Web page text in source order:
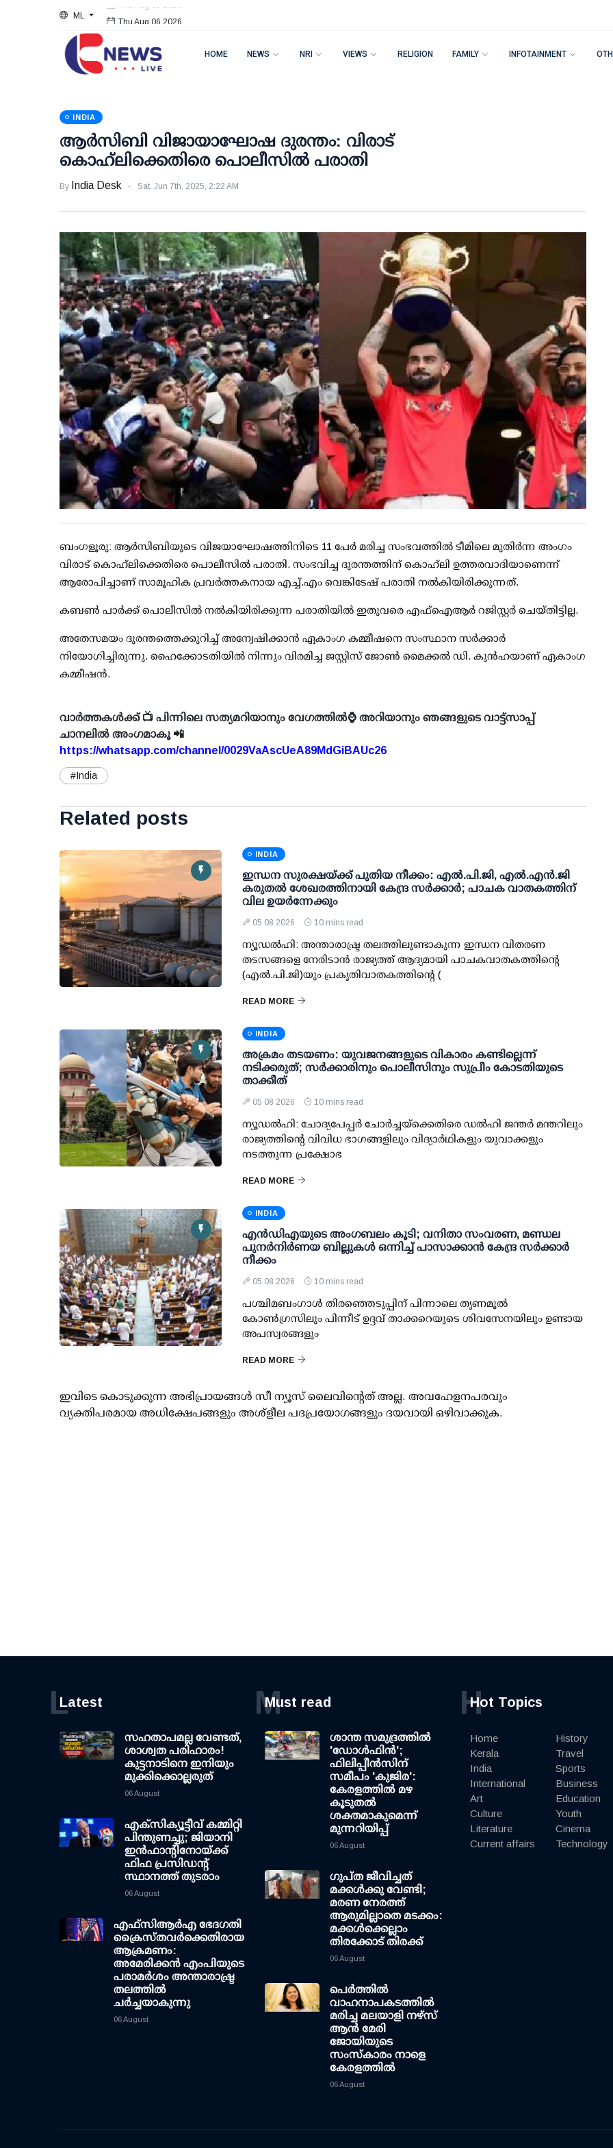
ML Thu Aug 06 2026
HOME NEWS NRI VIEWS RELIGION FAMILY INFOTAINMENT
INDIA
ആര്‍സിബി വിജായാഘോഷ ദുരന്തം: വിരാട്
കൊഹ്‌ലിക്കെതിരെ പൊലീസില്‍ പരാതി
By India Desk Sat, Jun 7th, 2025, 2:22 AM
ബംഗളൂരു: ആര്‍സിബിയുടെ വിജയാഘോഷത്തിനിടെ 11 പേര്‍ മരിച്ച സംഭവത്തില്‍ ടീമിലെ മുതിര്‍ന്ന അംഗം
വിരാട് കൊഹ്‌ലിക്കെതിരെ പൊലീസില്‍ പരാതി. സംഭവിച്ച ദുരന്തത്തിന് കൊഹ്‌ലി ഉത്തരവാദിയാണെന്ന്
ആരോപിച്ചാണ് സാമൂഹിക പ്രവര്‍ത്തകനായ എച്ച്.എം വെങ്കിടേഷ് പരാതി നല്‍കിയിരിക്കുന്നത്.
കബണ്‍ പാര്‍ക്ക് പൊലീസില്‍ നല്‍കിയിരിക്കുന്ന പരാതിയില്‍ ഇതുവരെ എഫ്‌ഐആര്‍ റജിസ്റ്റര്‍ ചെയ്തിട്ടില്ല.
അതേസമയം ദുരന്തത്തെക്കുറിച്ച് അന്വേഷിക്കാന്‍ ഏകാംഗ കമ്മീഷനെ സംസ്ഥാന സര്‍ക്കാര്‍
നിയോഗിച്ചിരുന്നു. ഹൈക്കോടതിയില്‍ നിന്നും വിരമിച്ച ജസ്റ്റിസ് ജോണ്‍ മൈക്കല്‍ ഡി. കുന്‍ഹയാണ് ഏകാംഗ
കമ്മീഷന്‍.
വാർത്തകൾക്ക് 📺 പിന്നിലെ സത്യമറിയാനും വേഗത്തിൽ⌚ അറിയാനും ഞങ്ങളുടെ വാട്ട്സാപ്പ്
ചാനലിൽ അംഗമാകൂ 📲
https://whatsapp.com/channel/0029VaAscUeA89MdGiBAUc26
#India
Related posts
INDIA
ഇന്ധന സുരക്ഷയ്ക്ക് പുതിയ നീക്കം: എല്‍.പി.ജി, എല്‍.എന്‍.ജി
കരുതല്‍ ശേഖരത്തിനായി കേന്ദ്ര സര്‍ക്കാര്‍; പാചക വാതകത്തിന്
വില ഉയര്‍ന്നേക്കും
05 08 2026 10 mins read
ന്യൂഡല്‍ഹി: അന്താരാഷ്ട്ര തലത്തിലുണ്ടാകുന്ന ഇന്ധന വിതരണ
തടസങ്ങളെ നേരിടാന്‍ രാജ്യത്ത് ആദ്യമായി പാചകവാതകത്തിന്റെ
(എല്‍.പി.ജി)യും പ്രകൃതിവാതകത്തിന്റെ (
READ MORE
INDIA
അക്രമം തടയണം: യുവജനങ്ങളുടെ വികാരം കണ്ടില്ലെന്ന്
നടിക്കരുത്; സര്‍ക്കാരിനും പൊലീസിനും സുപ്രീം കോടതിയുടെ
താക്കീത്
05 08 2026 10 mins read
ന്യൂഡല്‍ഹി: ചോദ്യപേപ്പര്‍ ചോര്‍ച്ചയ്ക്കെതിരെ ഡല്‍ഹി ജന്തര്‍ മന്തറിലും
രാജ്യത്തിന്റെ വിവിധ ഭാഗങ്ങളിലും വിദ്യാര്‍ഥികളും യുവാക്കളും
നടത്തുന്ന പ്രക്ഷോഭ
READ MORE
INDIA
എന്‍ഡിഎയുടെ അംഗബലം കൂടി; വനിതാ സംവരണ, മണ്ഡല
പുനര്‍നിര്‍ണയ ബില്ലുകള്‍ ഒന്നിച്ച് പാസാക്കാന്‍ കേന്ദ്ര സര്‍ക്കാര്‍
നീക്കം
05 08 2026 10 mins read
പശ്ചിമബംഗാള്‍ തിരഞ്ഞെടുപ്പിന് പിന്നാലെ തൃണമൂല്‍
കോണ്‍ഗ്രസിലും പിന്നീട് ഉദ്ദവ് താക്കറെയുടെ ശിവസേനയിലും ഉണ്ടായ
അപസ്വരങ്ങളും
READ MORE
ഇവിടെ കൊടുക്കുന്ന അഭിപ്രായങ്ങള്‍ സീ ന്യൂസ് ലൈവിന്റെത് അല്ല. അവഹേളനപരവും
വ്യക്തിപരമായ അധിക്ഷേപങ്ങളും അശ്‌ളീല പദപ്രയോഗങ്ങളും ദയവായി ഒഴിവാക്കുക.
Latest
L
സഹതാപമല്ല വേണ്ടത്,
ശാശ്വത പരിഹാരം!
കുട്ടനാടിനെ ഇനിയും
മുക്കിക്കൊല്ലരുത്
06 August
എക്സിക്യൂട്ടീവ് കമ്മിറ്റി
പിന്തുണച്ചു; ജിയാനി
ഇന്‍ഫാന്റിനോയ്ക്ക്
ഫിഫ പ്രസിഡന്റ്
സ്ഥാനത്ത് തുടരാം
06 August
എഫ്‌സി‌ആര്‍‌എ ഭേദഗതി
ക്രൈസ്തവർക്കെതിരായ
ആക്രമണം:
അമേരിക്കൻ എംപിയുടെ
പരാമർശം അന്താരാഷ്ട്ര
തലത്തിൽ
ചർച്ചയാകുന്നു
06 August
Must read
M
ശാന്ത സമുദ്രത്തില്‍
'ഡോള്‍ഫിന്‍';
ഫിലിപ്പീന്‍സിന്
സമീപം 'കുജിര':
കേരളത്തില്‍ മഴ
കൂടുതല്‍
ശക്തമാകുമെന്ന്
മുന്നറിയിപ്പ്
06 August
ഗുപ്ത ജീവിച്ചത്
മക്കള്‍ക്കു വേണ്ടി;
മരണ നേരത്ത്
ആരുമില്ലാതെ മടക്കം:
മക്കള്‍ക്കെല്ലാം
തിരക്കോട് തിരക്ക്
06 August
പെർത്തിൽ
വാഹനാപകടത്തിൽ
മരിച്ച മലയാളി നഴ്സ്
ആൻ മേരി
ജോയിയുടെ
സംസ്കാരം നാളെ
കേരളത്തിൽ
06 August
Hot Topics
H
Home
Kerala
India
International
Art
Culture
Literature
Current affairs
History
Travel
Sports
Business
Education
Youth
Cinema
Technology